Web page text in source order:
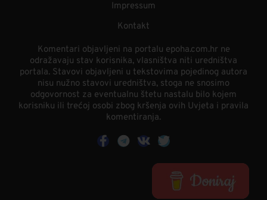
Impressum
Kontakt
Komentari objavljeni na portalu epoha.com.hr ne
odražavaju stav korisnika, vlasništva niti uredništva
portala. Stavovi objavljeni u tekstovima pojedinog autora
nisu nužno stavovi uredništva, stoga ne snosimo
odgovornost za eventualnu štetu nastalu bilo kojem
korisniku ili trećoj osobi zbog kršenja ovih Uvjeta i pravila
komentiranja.